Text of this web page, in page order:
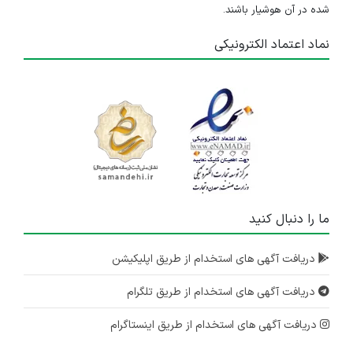
شده در آن هوشیار باشند.
نماد اعتماد الکترونیکی
ما را دنبال کنید
دریافت آگهی های استخدام از طریق اپلیکیشن
دریافت آگهی های استخدام از طریق تلگرام
دریافت آگهی های استخدام از طریق اینستاگرام